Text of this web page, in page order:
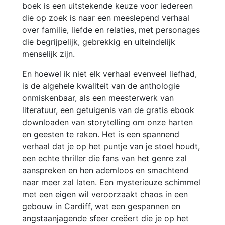
boek is een uitstekende keuze voor iedereen
die op zoek is naar een meeslepend verhaal
over familie, liefde en relaties, met personages
die begrijpelijk, gebrekkig en uiteindelijk
menselijk zijn.
En hoewel ik niet elk verhaal evenveel liefhad,
is de algehele kwaliteit van de anthologie
onmiskenbaar, als een meesterwerk van
literatuur, een getuigenis van de gratis ebook
downloaden van storytelling om onze harten
en geesten te raken. Het is een spannend
verhaal dat je op het puntje van je stoel houdt,
een echte thriller die fans van het genre zal
aanspreken en hen ademloos en smachtend
naar meer zal laten. Een mysterieuze schimmel
met een eigen wil veroorzaakt chaos in een
gebouw in Cardiff, wat een gespannen en
angstaanjagende sfeer creëert die je op het